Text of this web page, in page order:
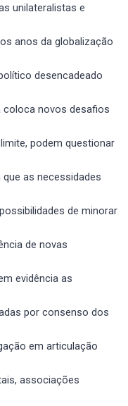
unilateralistas e
anos da globalização
desencadeado
coloca novos desafios
podem questionar
as necessidades
de minorar
de novas
evidência as
por consenso dos
em articulação
associações